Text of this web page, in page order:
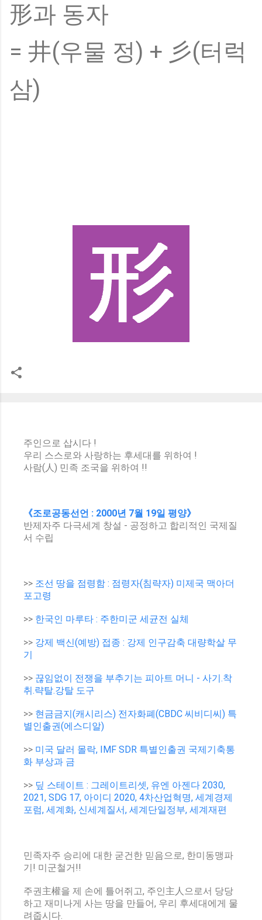
形과 동자
= 井(우물 정) + 彡(터럭
삼)
주인으로 삽시다 !
우리 스스로와 사랑하는 후세대를 위하여 !
사람(人) 민족 조국을 위하여 !!
《조로공동선언 : 2000년 7월 19일 평양》
반제자주 다극세계 창설 - 공정하고 합리적인 국제질
서 수립
>> 조선 땅을 점령함 : 점령자(침략자) 미제국 맥아더
포고령
>> 한국인 마루타 : 주한미군 세균전 실체
>> 강제 백신(예방) 접종 : 강제 인구감축 대량학살 무
기
>> 끊임없이 전쟁을 부추기는 피아트 머니 - 사기.착
취.략탈.강탈 도구
>> 현금금지(캐시리스) 전자화폐(CBDC 씨비디씨) 특
별인출권(에스디알)
>> 미국 달러 몰락, IMF SDR 특별인출권 국제기축통
화 부상과 금
>> 딮 스테이트 : 그레이트리셋, 유엔 아젠다 2030,
2021, SDG 17, 아이디 2020, 4차산업혁명, 세계경제
포럼, 세계화, 신세계질서, 세계단일정부, 세계재편
민족자주 승리에 대한 굳건한 믿음으로, 한미동맹파
기! 미군철거!!
주권主權을 제 손에 틀어쥐고, 주인主人으로서 당당
하고 재미나게 사는 땅을 만들어, 우리 후세대에게 물
려줍시다.